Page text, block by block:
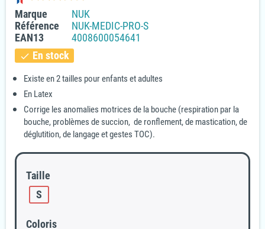
Marque
NUK
Référence
NUK-MEDIC-PRO-S
EAN13
4008600054641
check En stock
Existe en 2 tailles pour enfants et adultes
En Latex
Corrige les anomalies motrices de la bouche (respiration par la
bouche, problèmes de succion, de ronflement, de mastication, de
déglutition, de langage et gestes TOC).
Taille
S
Coloris